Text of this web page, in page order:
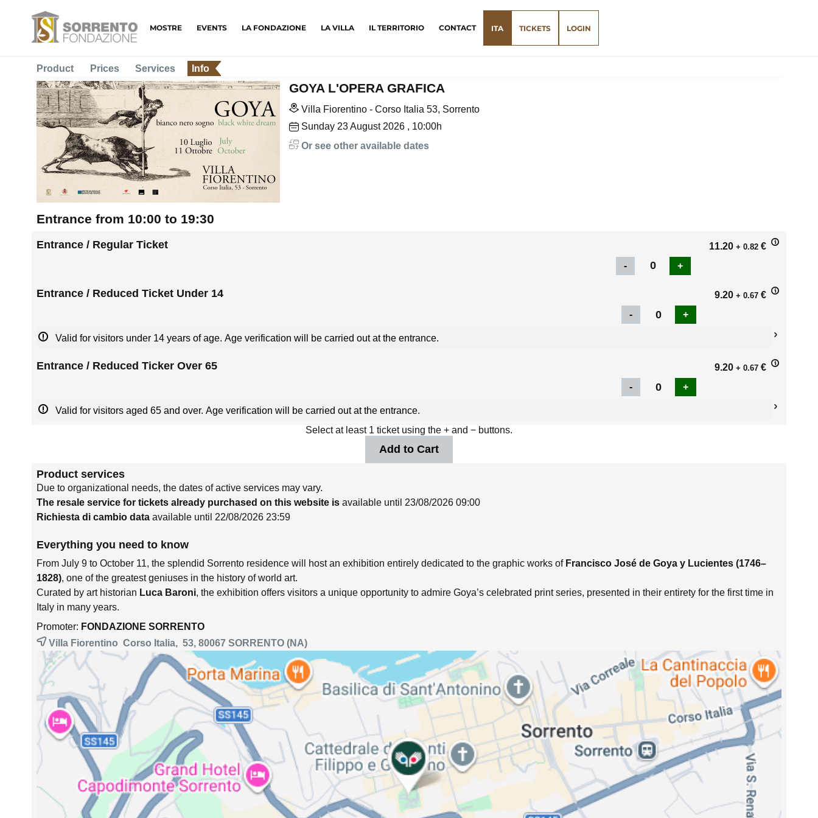
MOSTRE EVENTS LA FONDAZIONE LA VILLA IL TERRITORIO CONTACT ITA TICKETS LOGIN
Product Prices Services Info
GOYA L'OPERA GRAFICA
Villa Fiorentino - Corso Italia 53, Sorrento
Sunday 23August 2026 , 10:00h
Or see other available dates
Entrance from 10:00 to 19:30
Entrance / Regular Ticket 11.20 + 0.82 €
Entrance / Reduced Ticket Under 14 9.20 + 0.67 €
Valid for visitors under 14 years of age. Age verification will be carried out at the entrance.
Entrance / Reduced Ticker Over 65 9.20 + 0.67 €
Valid for visitors aged 65 and over. Age verification will be carried out at the entrance.
Select at least 1 ticket using the + and − buttons.
Product services
Due to organizational needs, the dates of active services may vary.
The resale service for tickets already purchased on this website is available until 23/08/2026 09:00
Richiesta di cambio data available until 22/08/2026 23:59
Everything you need to know
From July 9 to October 11, the splendid Sorrento residence will host an exhibition entirely dedicated to the graphic works of Francisco José de Goya y Lucientes (1746–
1828), one of the greatest geniuses in the history of world art.
Curated by art historian Luca Baroni, the exhibition offers visitors a unique opportunity to admire Goya’s celebrated print series, presented in their entirety for the first time in
Italy in many years.
Promoter: FONDAZIONE SORRENTO
Villa Fiorentino Corso Italia, 53, 80067 SORRENTO(NA)